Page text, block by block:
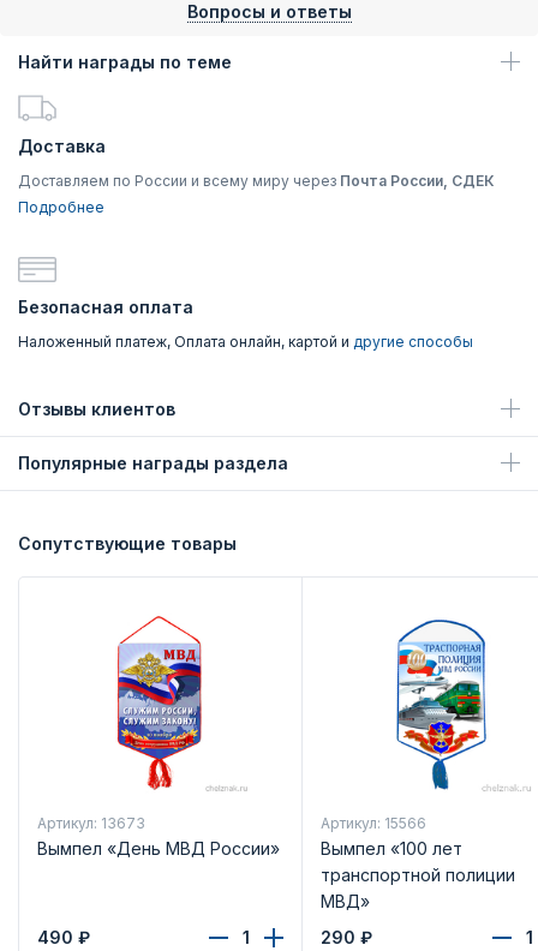
Вопросы и ответы
Найти награды по теме
Доставка
Доставляем по России и всему миру через Почта России, СДЕК
Подробнее
Безопасная оплата
Наложенный платеж, Оплата онлайн, картой и другие способы
Отзывы клиентов
Популярные награды раздела
Сопутствующие товары
Артикул: 13673
Вымпел «День МВД России»
490 ₽
Артикул: 15566
Вымпел «100 лет
транспортной полиции
МВД»
290 ₽